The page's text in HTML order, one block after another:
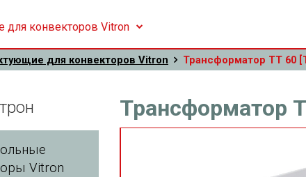
конвекторов Vitron
для конвекторов Vitron Трансформатор ТТ 60
Трансформатор
Vitron